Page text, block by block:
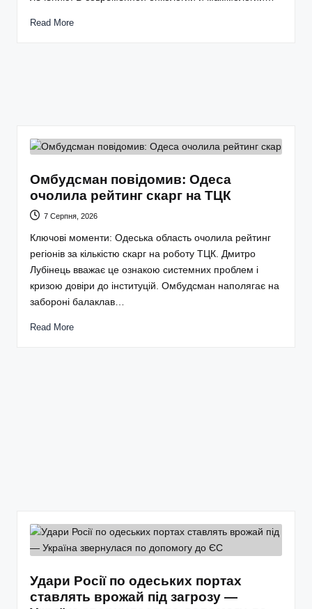
Read More
Омбудсман повідомив: Одеса
очолила рейтинг скарг на ТЦК
7 Серпня, 2026
Ключові моменти: Одеська область очолила рейтинг
регіонів за кількістю скарг на роботу ТЦК. Дмитро
Лубінець вважає це ознакою системних проблем і
кризою довіри до інституцій. Омбудсман наполягає на
забороні балаклав…
Read More
Удари Росії по одеських портах
ставлять врожай під загрозу —